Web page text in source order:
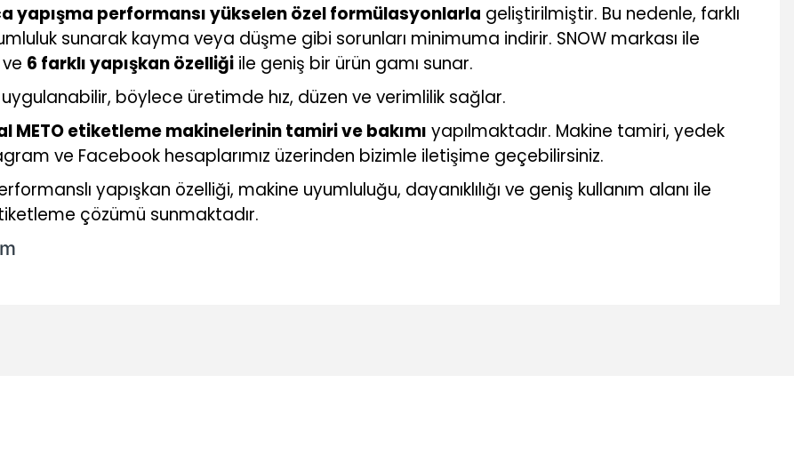
yapışma performansı yükselen özel formülasyonlarla geliştirilmiştir. Bu nedenle, farklı
sunarak kayma veya düşme gibi sorunları minimuma indirir. SNOW markası ile
ve 6 farklı yapışkan özelliği ile geniş bir ürün gamı sunar.
böylece üretimde hız, düzen ve verimlilik sağlar.
METO etiketleme makinelerinin tamiri ve bakımı yapılmaktadır. Makine tamiri, yedek
ve Facebook hesaplarımız üzerinden bizimle iletişime geçebilirsiniz.
yapışkan özelliği, makine uyumluluğu, dayanıklılığı ve geniş kullanım alanı ile
çözümü sunmaktadır.